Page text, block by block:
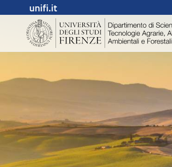
unifi.it